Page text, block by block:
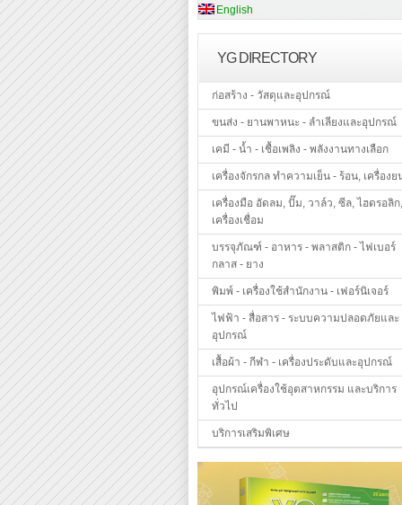
English
YG DIRECTORY
ก่อสร้าง - วัสดุและอุปกรณ์
ขนส่ง - ยานพาหนะ - ลำเลียงและอุปกรณ์
เคมี - น้ำ - เชื้อเพลิง - พลังงานทางเลือก
เครื่องจักรกล ทำความเย็น - ร้อน, เครื่องย
เครื่องมือ อัดลม, ปั๊ม, วาล์ว, ซีล, ไฮดรอลิก,
เครื่องเชื่อม
บรรจุภัณฑ์ - อาหาร - พลาสติก - ไฟเบอร์
กลาส - ยาง
พิมพ์ - เครื่องใช้สำนักงาน - เฟอร์นิเจอร์
ไฟฟ้า - สื่อสาร - ระบบความปลอดภัยและ
อุปกรณ์
เสื้อผ้า - กีฬา - เครื่องประดับและอุปกรณ์
อุปกรณ์เครื่องใช้อุตสาหกรรม และบริการ
ทั่วไป
บริการเสริมพิเศษ